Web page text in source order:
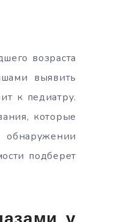
возраста
выявить
к педиатру.
которые
обнаружении
подберет